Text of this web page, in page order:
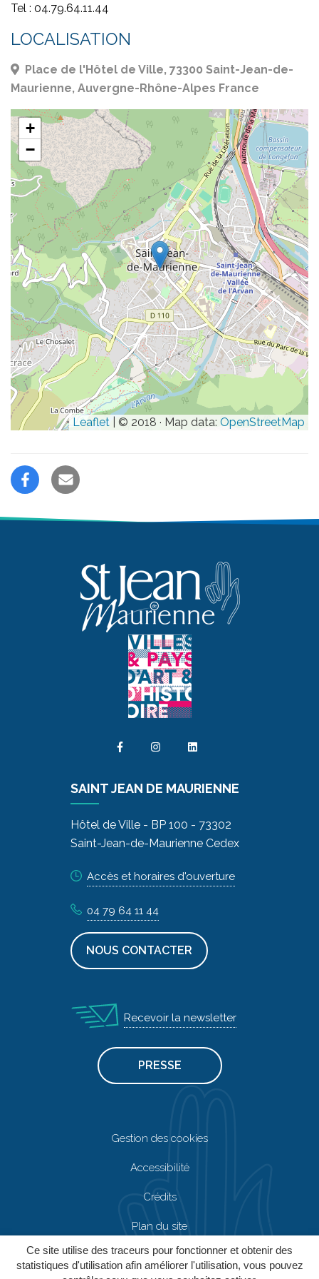
Ce site utilise des traceurs pour fonctionner et obtenir des
statistiques d'utilisation afin améliorer l'utilisation, vous pouvez
Tel : 04.79.64.11.44
LOCALISATION
Place de l'Hôtel de Ville, 73300 Saint-Jean-de-
Maurienne, Auvergne-Rhône-Alpes France
+
−
Leaflet | © 2018 · Map data: OpenStreetMap
SAINT JEAN DE MAURIENNE
Hôtel de Ville - BP 100 - 73302
Saint-Jean-de-Maurienne Cedex
Accès et horaires d'ouverture
04 79 64 11 44
NOUS CONTACTER
Recevoir la newsletter
PRESSE
Gestion des cookies
Accessibilité
Crédits
Plan du site
Mentions Légales